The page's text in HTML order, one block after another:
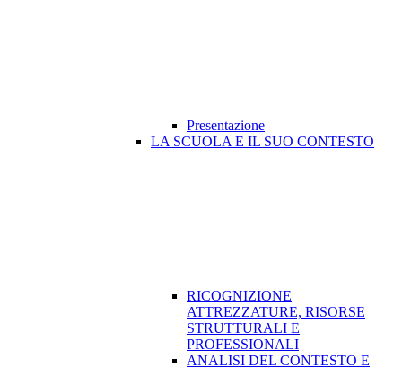
Presentazione
LA SCUOLA E IL SUO CONTESTO
RICOGNIZIONE
ATTREZZATURE, RISORSE
STRUTTURALI E
PROFESSIONALI
ANALISI DEL CONTESTO E